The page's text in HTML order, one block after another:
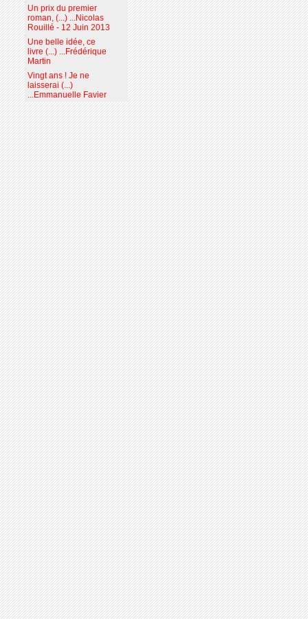
Un prix du premier
roman, (...) ...Nicolas
Rouillé - 12 Juin 2013
Une belle idée, ce
livre (...) ...Frédérique
Martin
Vingt ans ! Je ne
laisserai (...)
...Emmanuelle Favier